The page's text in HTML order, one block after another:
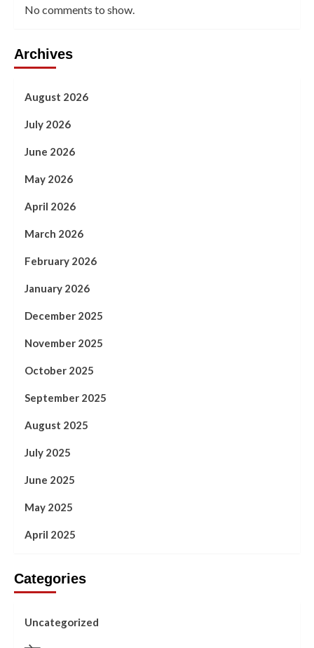
No comments to show.
Archives
August 2026
July 2026
June 2026
May 2026
April 2026
March 2026
February 2026
January 2026
December 2025
November 2025
October 2025
September 2025
August 2025
July 2025
June 2025
May 2025
April 2025
Categories
Uncategorized